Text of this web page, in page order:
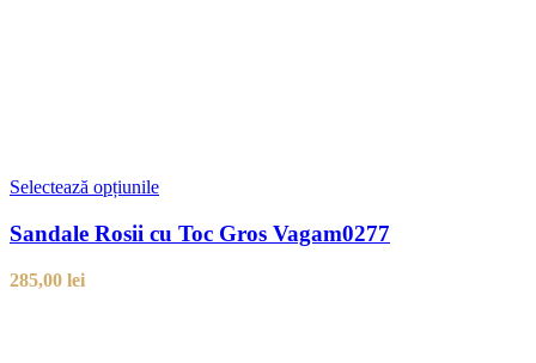
Selectează opțiunile
Sandale Rosii cu Toc Gros Vagam0277
285,00 lei